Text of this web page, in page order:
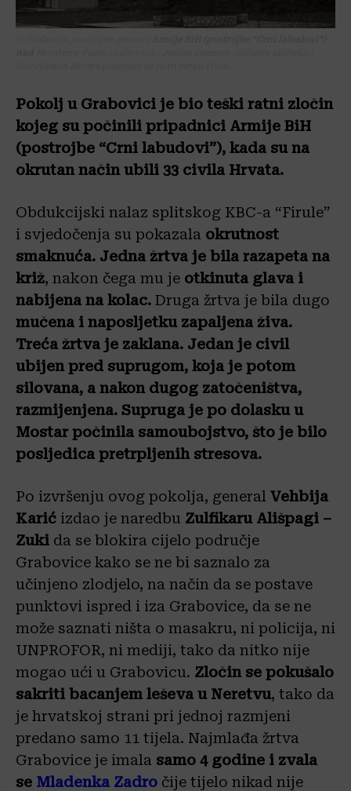
Pokolj u Grabovici je bio teški ratni zločin
kojeg su počinili pripadnici Armije BiH
(postrojbe “Crni labudovi”), kada su na
okrutan način ubili 33 civila Hrvata.
Obdukcijski nalaz splitskog KBC-a “Firule”
i svjedočenja su pokazala okrutnost
smaknuća. Jedna žrtva je bila razapeta na
križ, nakon čega mu je otkinuta glava i
nabijena na kolac. Druga žrtva je bila dugo
mučena i naposljetku zapaljena živa.
Treća žrtva je zaklana. Jedan je civil
ubijen pred suprugom, koja je potom
silovana, a nakon dugog zatočeništva,
razmijenjena. Supruga je po dolasku u
Mostar počinila samoubojstvo, što je bilo
posljedica pretrpljenih stresova.
Po izvršenju ovog pokolja, general Vehbija
Karić izdao je naredbu Zulfikaru Ališpagi –
Zuki da se blokira cijelo područje
Grabovice kako se ne bi saznalo za
učinjeno zlodjelo, na način da se postave
punktovi ispred i iza Grabovice, da se ne
može saznati ništa o masakru, ni policija, ni
UNPROFOR, ni mediji, tako da nitko nije
mogao ući u Grabovicu. Zločin se pokušalo
sakriti bacanjem leševa u Neretvu, tako da
je hrvatskoj strani pri jednoj razmjeni
predano samo 11 tijela. Najmlađa žrtva
Grabovice je imala samo 4 godine i zvala
se Mladenka Zadro čije tijelo nikad nije